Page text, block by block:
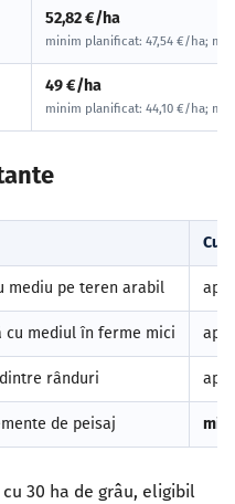
52,82 €/ha
minim planificat: 47,54 €/ha;
49 €/ha
minim planificat: 44,10 €/ha;
mediu pe teren arabil
mediul în ferme mici
rânduri
de peisaj
30 ha de grâu, eligibil